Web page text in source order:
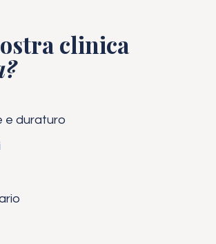
clinica
e duraturo